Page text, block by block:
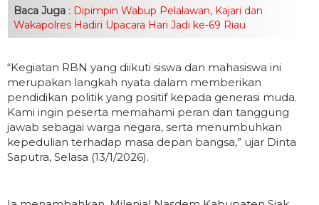
Baca Juga : Dipimpin Wabup Pelalawan, Kajari dan
Wakapolres Hadiri Upacara Hari Jadi ke-69 Riau
“Kegiatan RBN yang diikuti siswa dan mahasiswa ini
merupakan langkah nyata dalam memberikan
pendidikan politik yang positif kepada generasi muda.
Kami ingin peserta memahami peran dan tanggung
jawab sebagai warga negara, serta menumbuhkan
kepedulian terhadap masa depan bangsa,” ujar Dinta
Saputra, Selasa (13/1/2026).